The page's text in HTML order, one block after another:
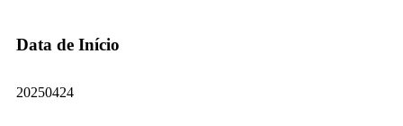
Data de Início
20250424